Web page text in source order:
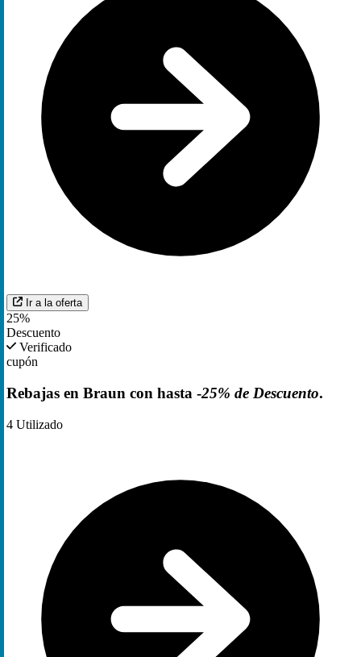
Ir a la oferta
25%
Descuento
Verificado
cupón
Rebajas en Braun con hasta -25% de Descuento.
4 Utilizado